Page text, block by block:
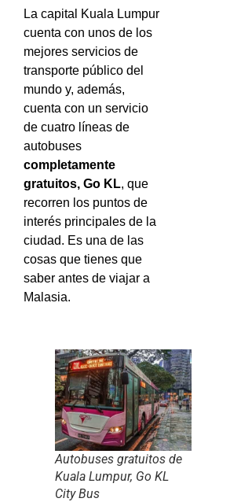
La capital Kuala Lumpur
cuenta con unos de los
mejores servicios de
transporte público del
mundo y, además,
cuenta con un servicio
de cuatro líneas de
autobuses
completamente
gratuitos, Go KL, que
recorren los puntos de
interés principales de la
ciudad. Es una de las
cosas que tienes que
saber antes de viajar a
Malasia.
Autobuses gratuitos de
Kuala Lumpur, Go KL
City Bus